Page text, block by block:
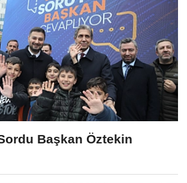
Başkan Öztekin